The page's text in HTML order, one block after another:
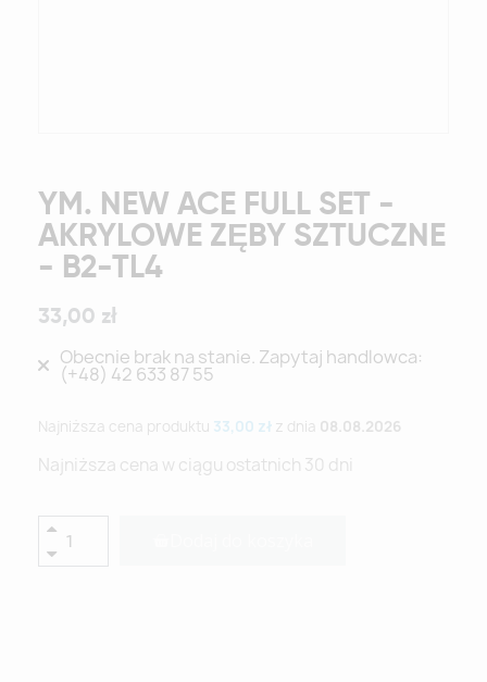
YM. NEW ACE FULL SET -
AKRYLOWE ZĘBY SZTUCZNE
- B2-TL4
33,00 zł
Obecnie brak na stanie. Zapytaj handlowca:
(+48) 42 633 87 55
Najniższa cena produktu 33,00 zł z dnia 08.08.2026
Najniższa cena w ciągu ostatnich 30 dni